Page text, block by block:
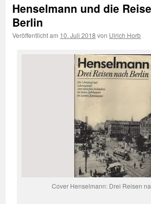
Henselmann und die
Berlin
Veröffentlicht am 10. Juli 2018 von Ulrich Horb
Cover Henselmann: Drei Reisen